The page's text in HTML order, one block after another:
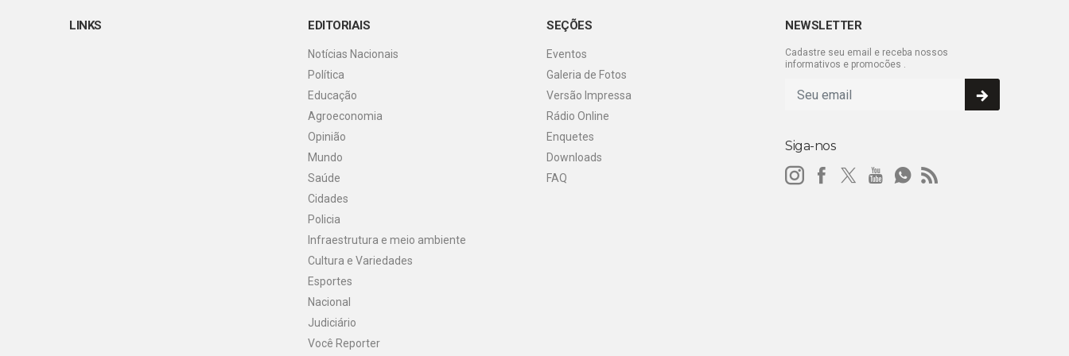
LINKS EDITORIAIS
Notícias Nacionais
Política
Educação
Agroeconomia
Opinião
Mundo
Saúde
Cidades
Policia
Infraestrutura e meio ambiente
Cultura e Variedades
Esportes
Nacional
Judiciário
Você Reporter
SEÇÕES
Eventos
Galeria de Fotos
Versão Impressa
Rádio Online
Enquetes
Downloads
FAQ
NEWSLETTER
Cadastre seu email e receba nossos
informativos e promocões .
Siga-nos